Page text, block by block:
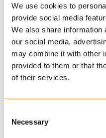
We use cookies to
provide social media
We also share information
our social media,
may combine it with other
provided to them or that
of their services.
Selection
Necessary
Koblingsplater
Varmgalvanisert
kapasitet på 150
samt løfteøre for
tonn.
Vis mer
Finn forhandler